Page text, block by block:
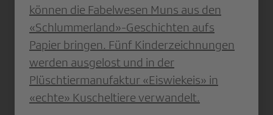
können die Fabelwesen Muns aus den
«Schlummerland»-Geschichten aufs
Papier bringen. Fünf Kinderzeichnungen
werden ausgelost und in der
Plüschtiermanufaktur «Eiswiekeis» in
«echte» Kuscheltiere verwandelt.